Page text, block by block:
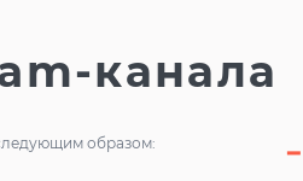
канала
образом: